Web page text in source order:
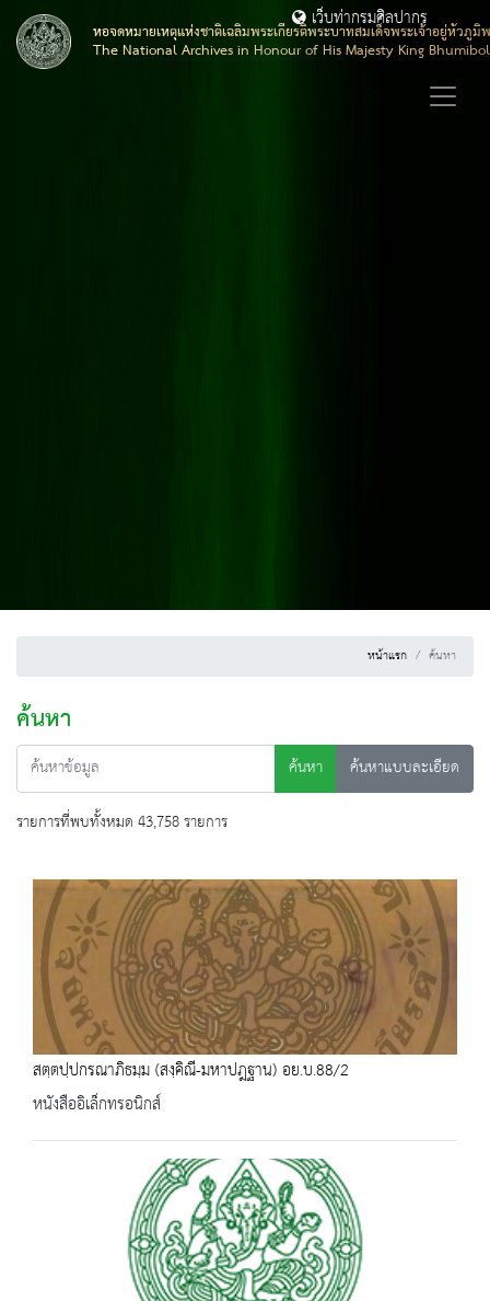
หอจดหมายเหตุแห่งชาติเฉลิมพระเกียรติพระบาทสมเด็จพระเจ้าอยู่หัวภูมิ
The National Archives in Honour of His Majesty King
เว็บท่ากรมศิลปากร
หน้าแรก ค้นหา
ค้นหา
ค้นหา
ค้นหาแบบละเอียด
รายการที่พบทั้งหมด 43,758 รายการ
สตฺตปฺปกรณาภิธมฺม (สงฺคิณี-มหาปฎฐาน) อย.บ.88/2
หนังสืออิเล็กทรอนิกส์